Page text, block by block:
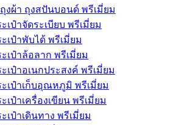
ถุงผ้า ถุงสปันบอนด์ พรีเมี่ยม
เป๋าจัดระเบียบ พรีเมี่ยม
ะเป๋าพับได้ พรีเมี่ยม
ะเป๋าล้อลาก พรีเมี่ยม
ะเป๋าอเนกประสงค์ พรีเมี่ยม
ะเป๋าเก็บอุณหภูมิ พรีเมี่ยม
เป๋าเครื่องเขียน พรีเมี่ยม
เป๋าเดินทาง พรีเมี่ยม